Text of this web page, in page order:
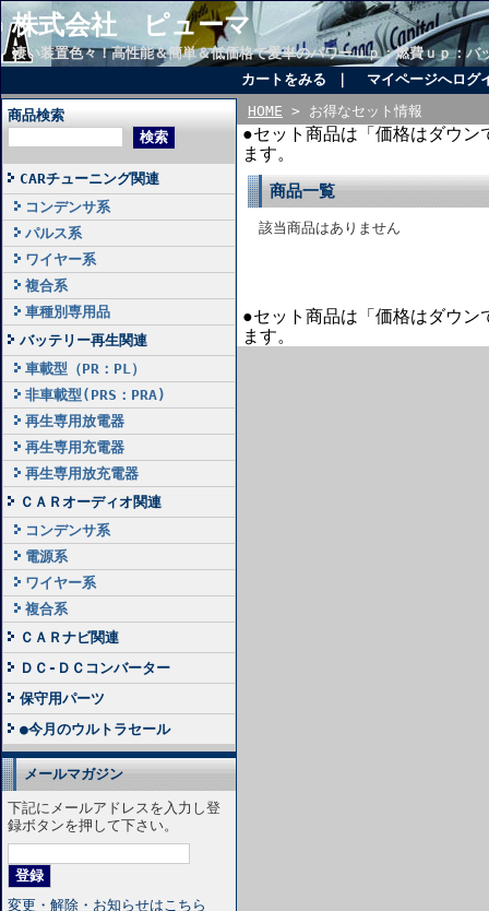
株式会社 ピューマ
凄い装置色々！高性能＆簡単＆低価格で愛車のパワーｕｐ：燃費ｕｐ：
カートをみる
マイページへログ
商品検索
CARチューニング関連
コンデンサ系
パルス系
ワイヤー系
複合系
車種別専用品
バッテリー再生関連
車載型（PR：PL）
非車載型(PRS：PRA)
再生専用放電器
再生専用充電器
再生専用放充電器
ＣＡＲオーディオ関連
コンデンサ系
電源系
ワイヤー系
複合系
ＣＡＲナビ関連
ＤＣ-ＤＣコンバーター
保守用パーツ
●今月のウルトラセール
メールマガジン
下記にメールアドレスを入力し登
録ボタンを押して下さい。
変更・解除・お知らせはこちら
HOME > お得なセット情報
●セット商品は「価格はダウン
ます。
商品一覧
該当商品はありません
●セット商品は「価格はダウン
ます。